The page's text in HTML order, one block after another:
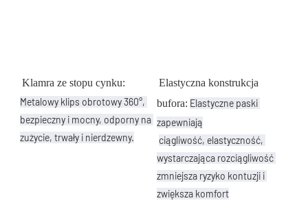
Klamra ze stopu cynku:
Metalowy klips obrotowy 360°,
bezpieczny i mocny, odporny na
zużycie, trwały i nierdzewny.
Elastyczna konstrukcja
bufora: Elastyczne paski
zapewniają
ciągliwość, elastyczność,
wystarczająca rozciągliwość
zmniejsza ryzyko kontuzji i
zwiększa komfort